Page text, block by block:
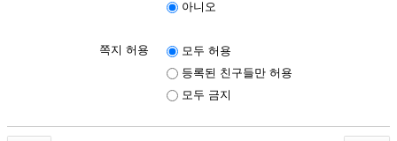
아니오
쪽지 허용
모두 허용
등록된 친구들만 허용
모두 금지